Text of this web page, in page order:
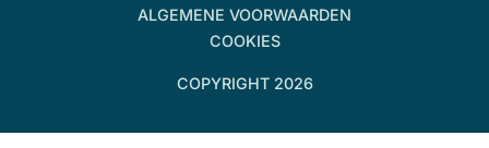
ALGEMENE VOORWAARDEN
COOKIES
COPYRIGHT 2026